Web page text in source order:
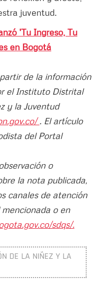
juventud.
'Tu Ingreso, Tu
en Bogotá
de la información
el Instituto Distrital
y la Juventud
. El artículo
del Portal
o
la nota publicada,
canales de atención
o en
sdqs/.
DE LA NIÑEZ Y LA